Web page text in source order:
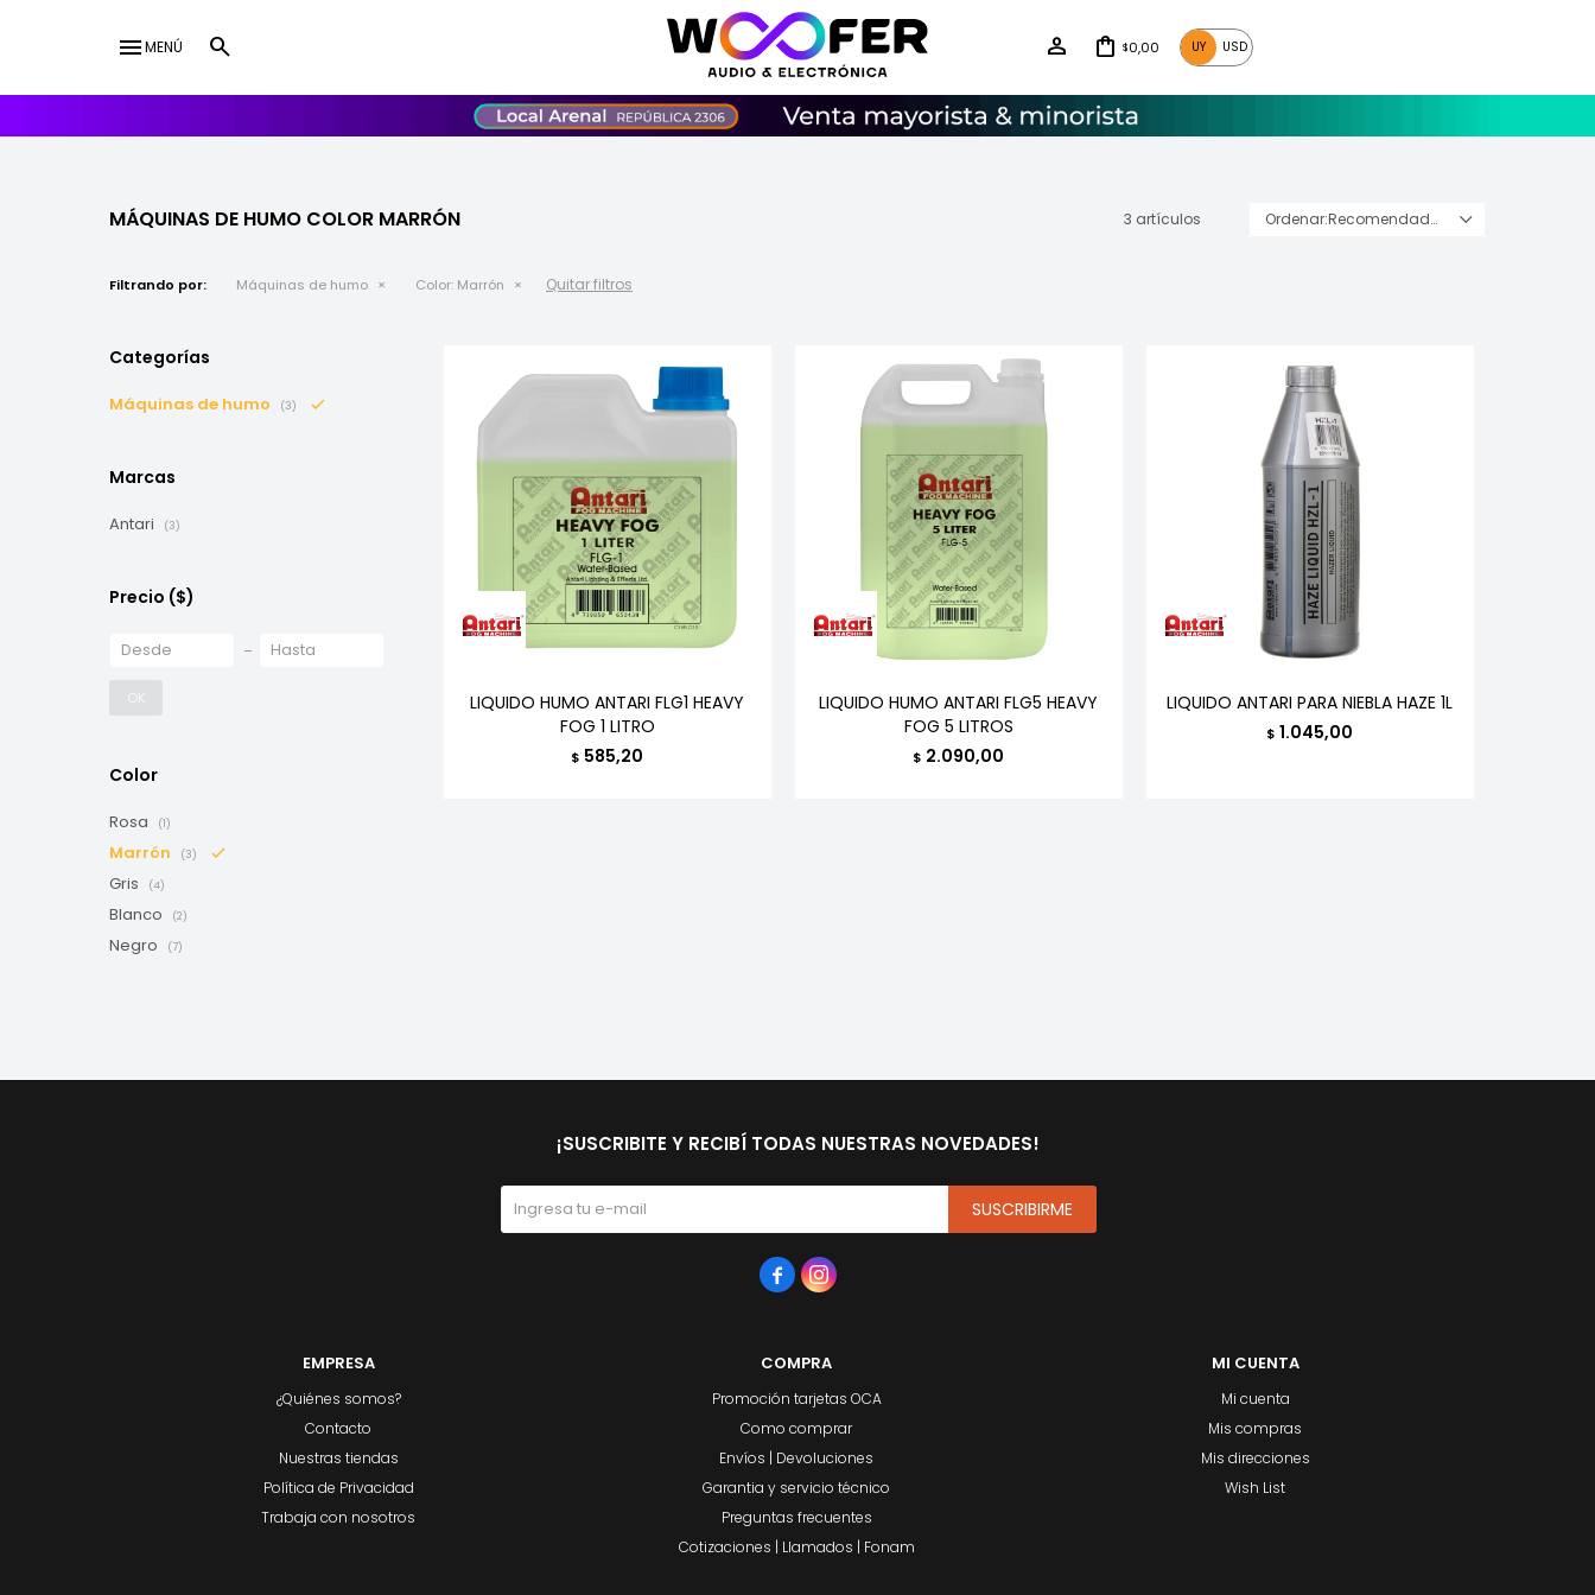
menuMENÚ $0,00 UY USD
MÁQUINAS DE HUMO COLOR MARRÓN 3 artículos Recomendados
Filtrando por: Máquinas de humo Color: Marrón Quitar filtros
LIQUIDO HUMO ANTARI FLG1 HEAVY
FOG 1 LITRO
$ 585,20
LIQUIDO HUMO ANTARI FLG5 HEAVY
FOG 5 LITROS
$ 2.090,00
LIQUIDO ANTARI PARA NIEBLA HAZE 1L
$ 1.045,00
Categorías
Máquinas de humo (3)
Marcas
Antari (3)
Precio ($)
OK
Color
Rosa (1)
Marrón (3)
Gris (4)
Blanco (2)
Negro (7)
EMPRESA
¿Quiénes somos?
Contacto
Nuestras tiendas
Política de Privacidad
Trabaja con nosotros
COMPRA
Promoción tarjetas OCA
Como comprar
Envíos | Devoluciones
Garantia y servicio técnico
Preguntas frecuentes
Cotizaciones | Llamados | Fonam
MI CUENTA
Mi cuenta
Mis compras
Mis direcciones
Wish List
¡SUSCRIBITE Y RECIBÍ TODAS NUESTRAS NOVEDADES!
SUSCRIBIRME
 